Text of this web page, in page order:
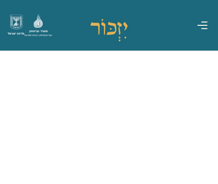
מדינת ישראל
משרד הביטחון
אגף משפחות, הנצחה ומורשת